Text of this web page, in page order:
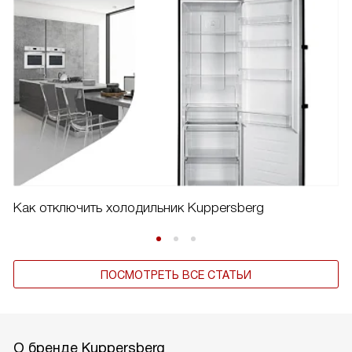
Как отключить холодильник Kuppersberg
ПОСМОТРЕТЬ ВСЕ СТАТЬИ
О бренде Kuppersberg